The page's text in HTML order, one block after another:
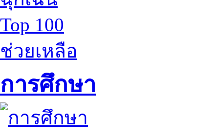
Top 100
ช่วยเหลือ
การศึกษา